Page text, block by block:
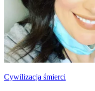
Cywilizacja śmierci